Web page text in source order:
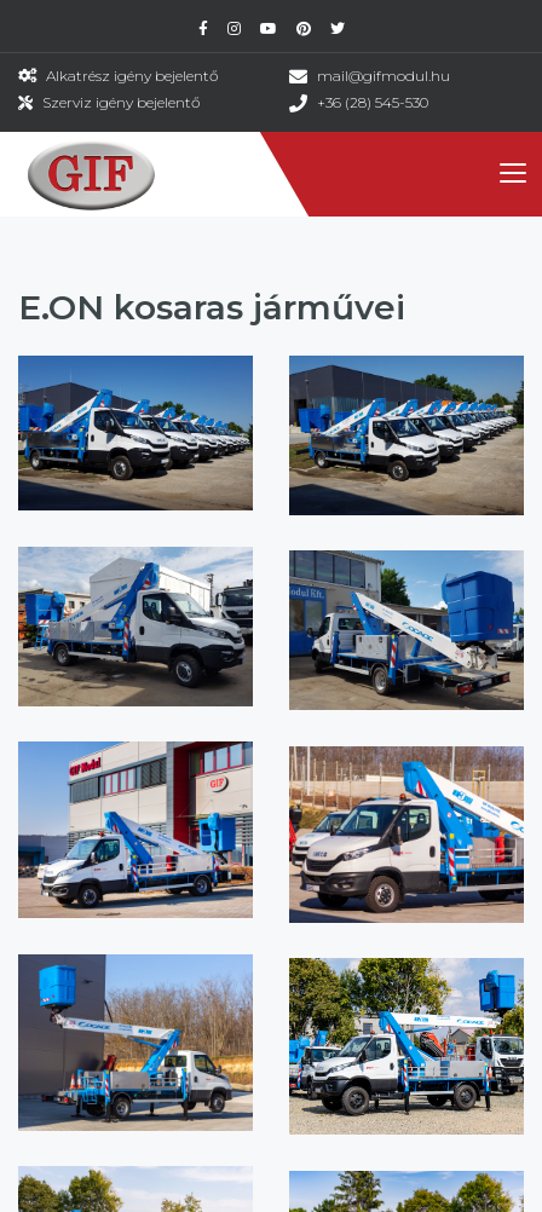
Alkatrész igény bejelentő
Szerviz igény bejelentő
mail@gifmodul.hu
+36 (28) 545-530
E.ON kosaras járművei